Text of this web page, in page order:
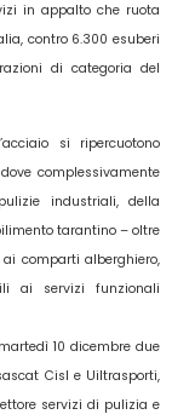
in appalto che ruota
contro 6.300 esuberi
di categoria del
si ripercuotono
complessivamente
industriali, della
tarantino – oltre
comparti alberghiero,
ai servizi funzionali
10 dicembre due
Cisl e Uiltrasporti,
servizi di pulizia e